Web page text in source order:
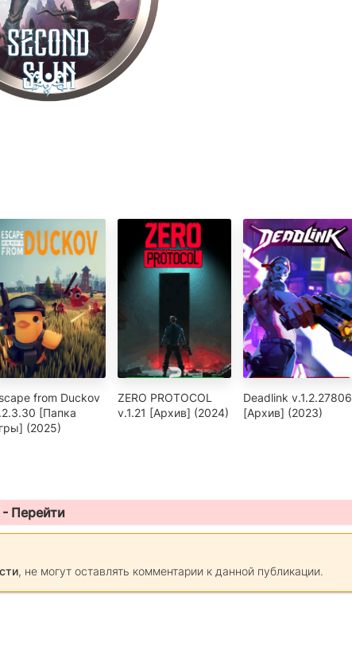
from Duckov
[Папка
(2025)
ZERO PROTOCOL
v.1.21 [Архив] (2024)
Deadlink v.1.2.27806
[Архив] (2023)
- Перейти
, не могут оставлять комментарии к данной публикации.